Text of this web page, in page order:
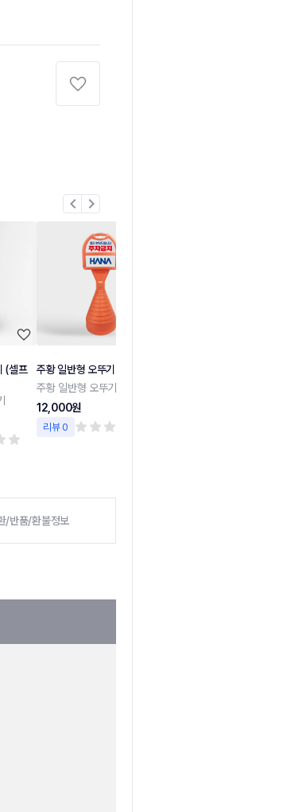
(셀프
주황 일반형 오뚜기
주황 일반형 오뚜기
12,000원
리뷰 0
chevron_left chevron_right
/반품/환불정보